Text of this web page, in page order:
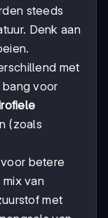
steeds
Denk aan
met
voor
(zoals
betere
van
met